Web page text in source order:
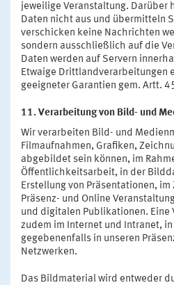
jeweilige Veranstaltung. Darüber
Daten nicht aus und übermitteln
verschicken keine Nachrichten
sondern ausschließlich auf die
Daten werden auf Servern
Etwaige Drittlandverarbeitungen
geeigneter Garantien gem. Artt.
11. Verarbeitung von Bild- und
Wir verarbeiten Bild- und
Filmaufnahmen, Grafiken,
abgebildet sein können, im
Öffentlichkeitsarbeit, in der
Erstellung von Präsentationen,
Präsenz- und Online
und digitalen Publikationen.
zudem im Internet und Intranet, in
gegebenenfalls in unseren
Netzwerken.
Das Bildmaterial wird entweder